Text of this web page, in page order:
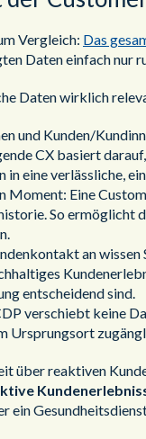
Vergleich: Das
Daten einfach nur
Daten wirklich
und Kunden/
CX basiert
eine verlässliche,
Moment: Eine
So
an wissen
entscheidend sind.
verschiebt keine
Ursprungsort
über reaktiven